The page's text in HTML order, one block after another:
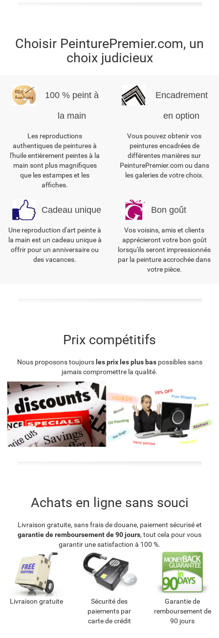
Choisir PeinturePremier.com, un
choix judicieux
100 % peint à
la main
Les reproductions
authentiques de peintures à
l'huile entièrement peintes à la
main sont plus magnifiques
que les estampes et les
affiches.
Encadrement
en option
Vous pouvez obtenir vos
peintures encadrées de
différentes manières sur
PeinturePremier.com ou dans
les galeries de votre choix.
Cadeau unique
Une reproduction d'art peinte à
la main est un cadeau unique à
offrir pour un anniversaire ou
des vacances.
Bon goût
Vos voisins, amis et clients
apprécieront votre bon goût
lorsqu'ils seront impressionnés
par la peinture accrochée dans
votre pièce.
Prix compétitifs
Nous proposons toujours les prix les plus baspossibles sans
jamais compromettre la qualité.
Achats en ligne sans souci
Livraison gratuite, sans frais de douane, paiement sécurisé et
garantie de remboursement de 90 jours, tout cela pour vous
garantir une satisfaction à 100 %.
Livraison gratuite
Sécurité des
paiements par
carte de crédit
Garantie de
remboursement de
90 jours